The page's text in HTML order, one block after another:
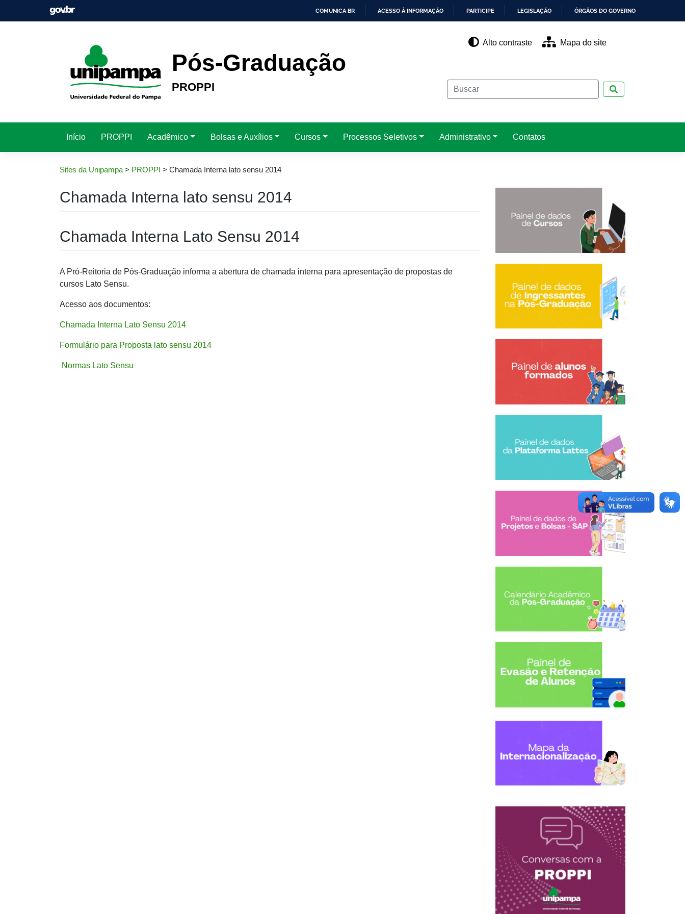
COMUNICA BR ACESSO À INFORMAÇÃO PARTICIPE LEGISLAÇÃO ÓRGÃOS DO GOVERNO
Pós-Graduação
PROPPI
Alto contraste Mapa do site
Início PROPPI Acadêmico Bolsas e Auxílios Cursos Processos Seletivos Administrativo Contatos
Sites da Unipampa> PROPPI > Chamada Interna lato sensu 2014
Chamada Interna lato sensu 2014
Chamada Interna Lato Sensu 2014
A Pró-Reitoria de Pós-Graduação informa a abertura de chamada interna para apresentação de propostas de
cursos Lato Sensu.
Acesso aos documentos:
Chamada Interna Lato Sensu 2014
Formulário para Proposta lato sensu 2014
Normas Lato Sensu